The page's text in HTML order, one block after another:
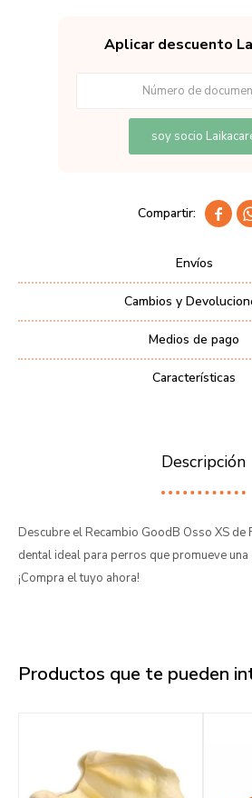
Aplicar descuento
soy socio

Envíos
Cambios y
Medios de pago
Características
Descripción
Descubre el Recambio GoodB Osso XS de
dental ideal para perros que promueve
¡Compra el tuyo ahora!
Productos que te pueden